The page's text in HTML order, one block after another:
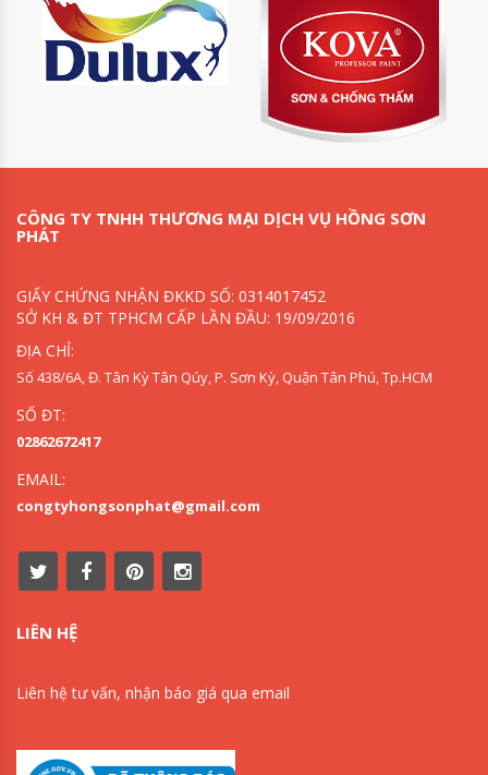
CÔNG TY TNHH THƯƠNG MẠI DỊCH VỤ HỒNG SƠN
PHÁT
GIẤY CHỨNG NHẬN ĐKKD SỐ: 0314017452
SỞ KH & ĐT TPHCM CẤP LẦN ĐẦU: 19/09/2016
ĐỊA CHỈ:
Số 438/6A, Đ. Tân Kỳ Tân Qúy, P. Sơn Kỳ, Quận Tân Phú, Tp.HCM
SỐ ĐT:
02862672417
EMAIL:
congtyhongsonphat@gmail.com
LIÊN HỆ
Liên hệ tư vấn, nhận báo giá qua email